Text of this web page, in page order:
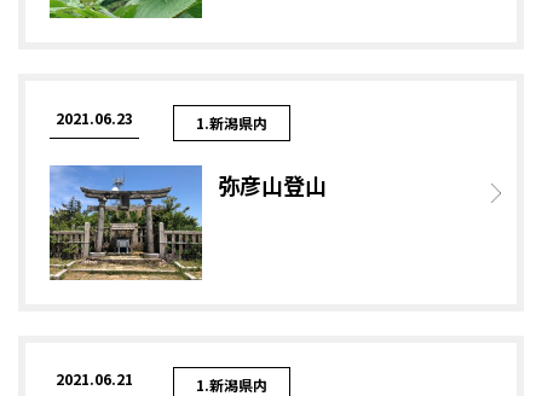
2021.06.23 1.新潟県内
弥彦山登山
2021.06.21 1.新潟県内